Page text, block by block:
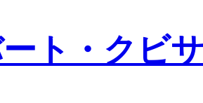
ト・クビ